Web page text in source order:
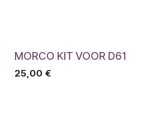
MORCO KIT VOOR D61
25,00 €